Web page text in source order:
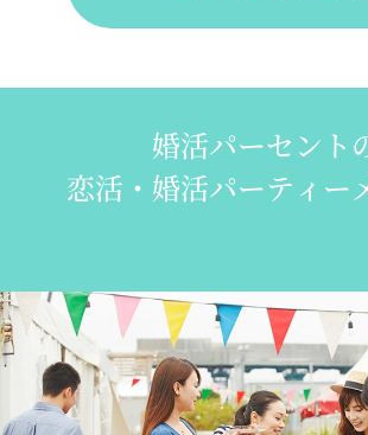
婚活パーセント
恋活・婚活パーティー